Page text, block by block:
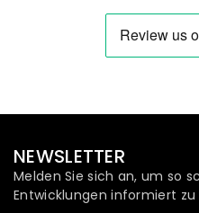
NEWSLETTER
Melden Sie sich an, um so
Entwicklungen informiert zu